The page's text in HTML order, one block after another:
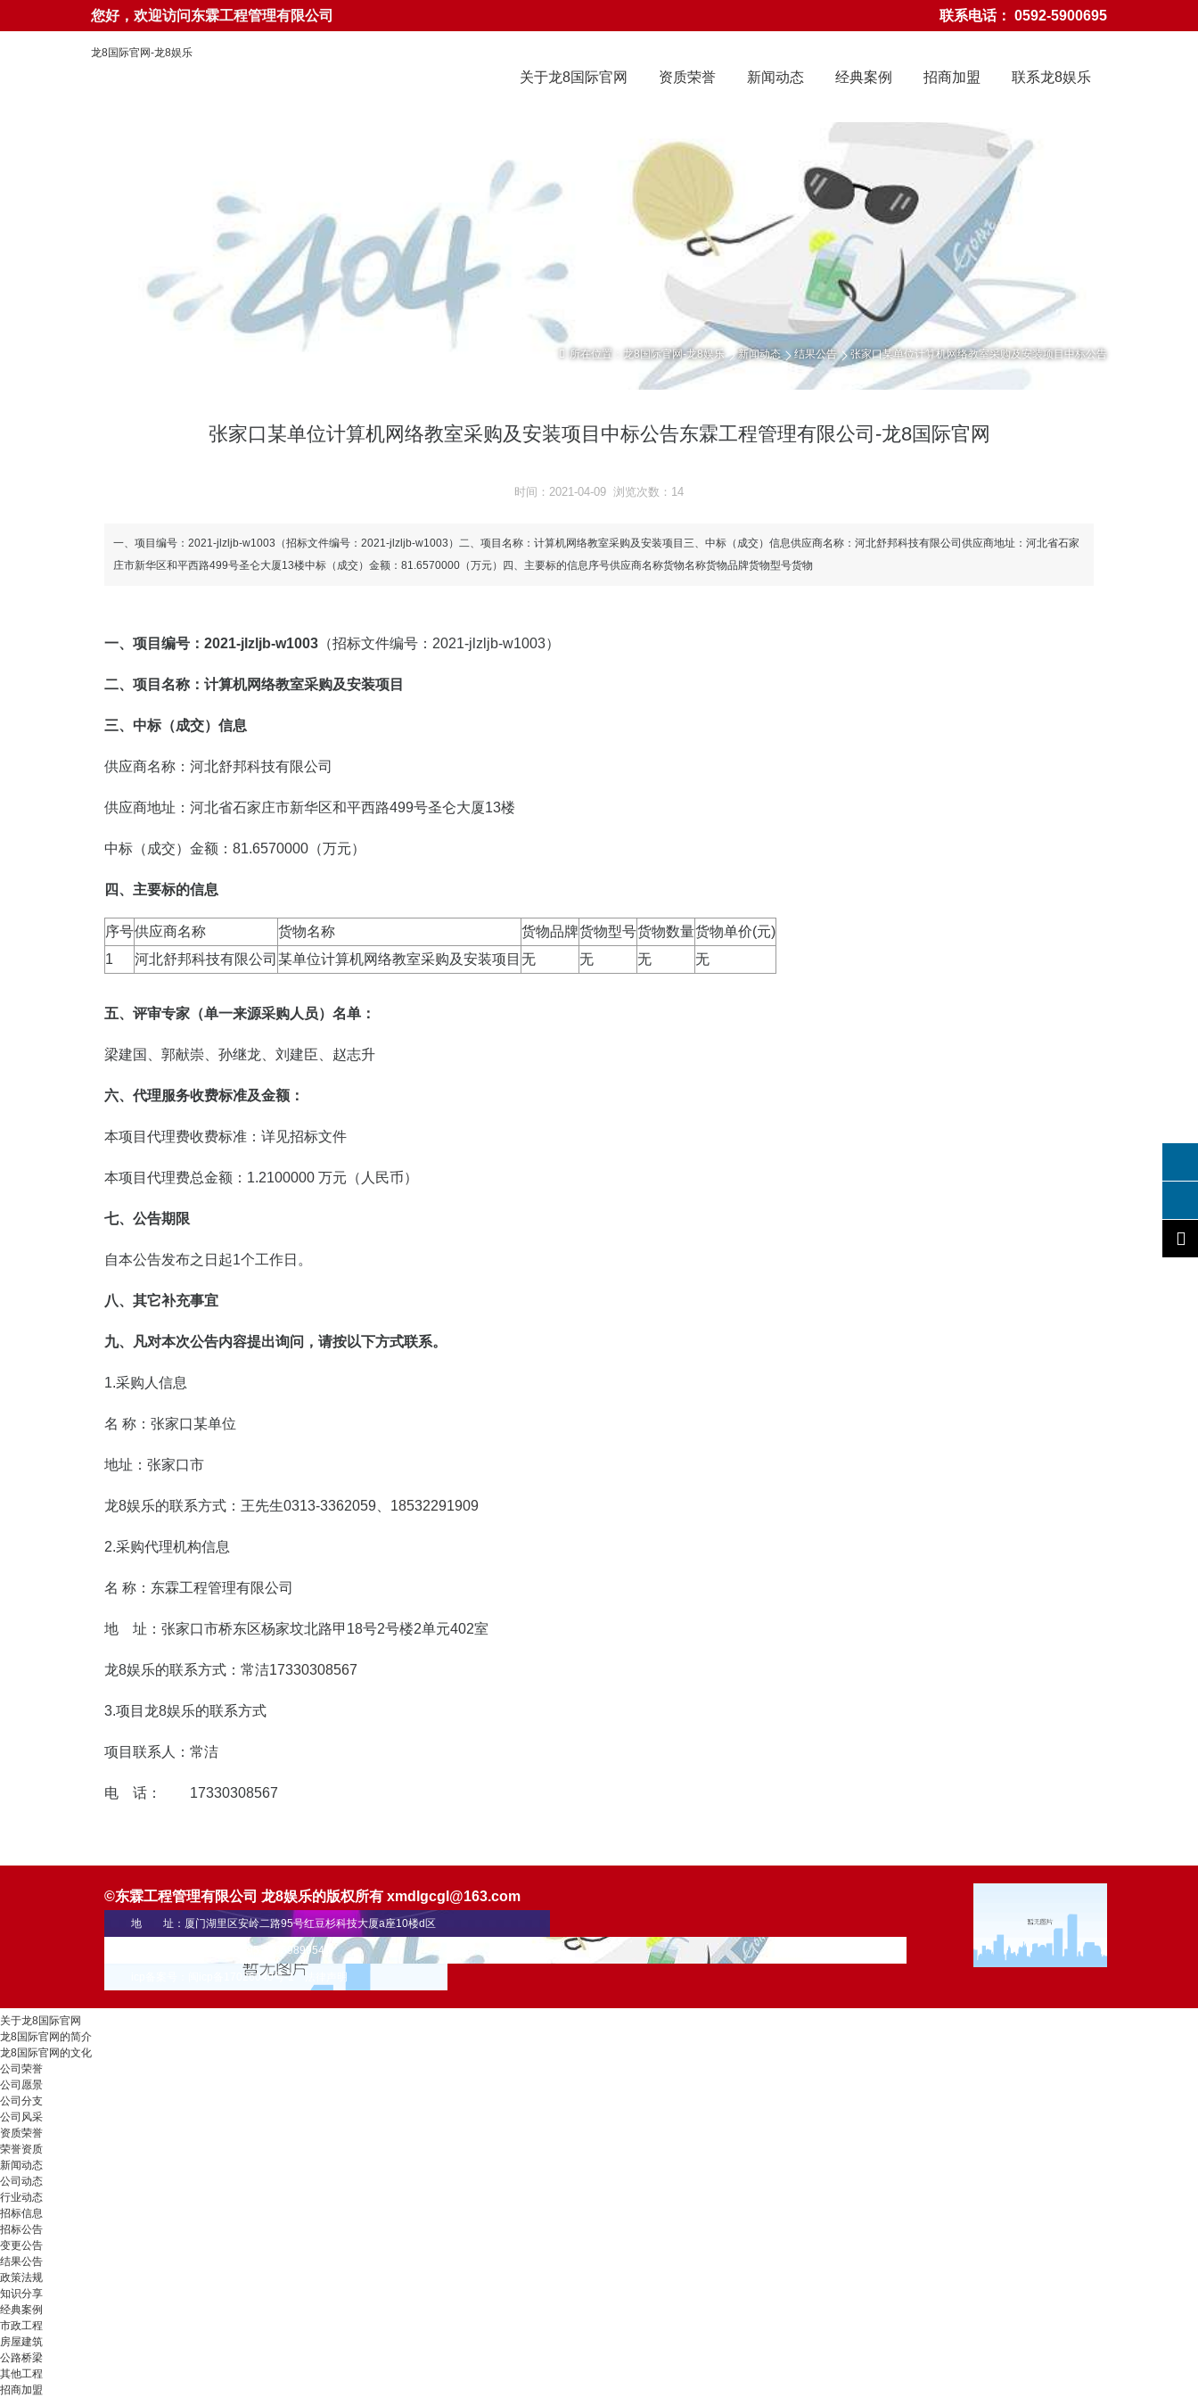
您好，欢迎访问东霖工程管理有限公司 联系电话： 0592-5900695
龙8国际官网-龙8娱乐
联系龙8娱乐
招商加盟
经典案例
新闻动态
资质荣誉
关于龙8国际官网
所在位置： 龙8国际官网-龙8娱乐 新闻动态 结果公告 张家口某单位计算机网络教室采购及安装项目中标公告
张家口某单位计算机网络教室采购及安装项目中标公告东霖工程管理有限公司-龙8国际官网
时间：2021-04-09 浏览次数：14
一、项目编号：2021-jlzljb-w1003（招标文件编号：2021-jlzljb-w1003）二、项目名称：计算机网络教室采购及安装项目三、中标（成交）信息供应商名称：河北舒邦科技有限公司供应商地址：河北省石家
庄市新华区和平西路499号圣仑大厦13楼中标（成交）金额：81.6570000（万元）四、主要标的信息序号供应商名称货物名称货物品牌货物型号货物
一、项目编号：2021-jlzljb-w1003 （招标文件编号：2021-jlzljb-w1003）
二、项目名称：计算机网络教室采购及安装项目
三、中标（成交）信息
供应商名称：河北舒邦科技有限公司
供应商地址：河北省石家庄市新华区和平西路499号圣仑大厦13楼
中标（成交）金额：81.6570000（万元）
四、主要标的信息
序号供应商名称 货物名称 货物品牌货物型号货物数量货物单价(元)
1
河北舒邦科技有限公司 某单位计算机网络教室采购及安装项目 无 无 无 无
五、评审专家（单一来源采购人员）名单：
梁建国、郭献崇、孙继龙、刘建臣、赵志升
六、代理服务收费标准及金额：
本项目代理费收费标准：详见招标文件
本项目代理费总金额：1.2100000 万元（人民币）
七、公告期限
自本公告发布之日起1个工作日。
八、其它补充事宜
九、凡对本次公告内容提出询问，请按以下方式联系。
1.采购人信息
名 称：张家口某单位
地址：张家口市
龙8娱乐的联系方式：王先生0313-3362059、 18532291909
2.采购代理机构信息
名 称：东霖工程管理有限公司
地 址：张家口市桥东区杨家坟北路甲18号2号楼2单元402室
龙8娱乐的联系方式：常洁17330308567
3.项目龙8娱乐的联系方式
项目联系人：常洁
电 话： 17330308567
©东霖工程管理有限公司 龙8娱乐的版权所有 xmdlgcgl@163.com
地 址：厦门湖里区安岭二路95号红豆杉科技大厦a座10楼d区
联系电话： 0592-5900695 18059899545
icp备案号：闽icp备17026049号-1
关于龙8国际官网
龙8国际官网的简介
龙8国际官网的文化
公司荣誉
公司愿景
公司分支
公司风采
资质荣誉
荣誉资质
新闻动态
公司动态
行业动态
招标信息
招标公告
变更公告
结果公告
政策法规
知识分享
经典案例
市政工程
房屋建筑
公路桥梁
其他工程
招商加盟